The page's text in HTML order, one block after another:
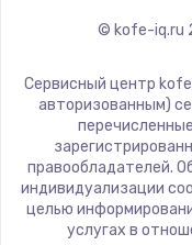
© kofe-iq.ru
Сервисный центр
авторизованным)
правообладателей.
индивидуализации
целью
услугах в